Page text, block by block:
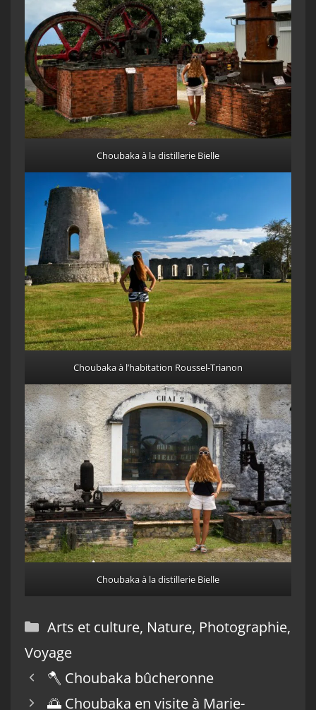
Choubaka à la distillerie Bielle
Choubaka à l’habitation Roussel-Trianon
Choubaka à la distillerie Bielle
Catégories
Arts et culture, Nature, Photographie,
Voyage
🪓 Choubaka bûcheronne
🌅 Choubaka en visite à Marie-